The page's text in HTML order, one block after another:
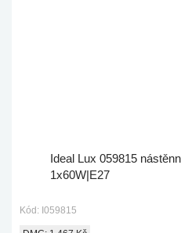
Ideal Lux 059815
1x60W|E27
Kód: I059815